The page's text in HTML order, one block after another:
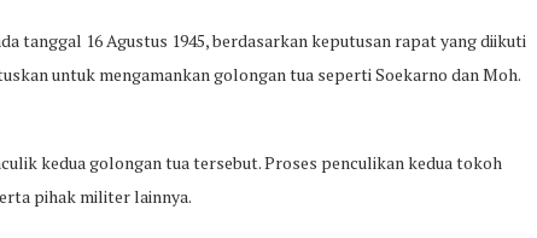
tanggal 16 Agustus 1945, berdasarkan keputusan rapat yang diikuti
untuk mengamankan golongan tua seperti Soekarno dan Moh.
kedua golongan tua tersebut. Proses penculikan kedua tokoh
pihak militer lainnya.